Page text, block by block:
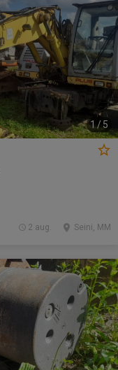
1/5
Seini, MM
2 aug.